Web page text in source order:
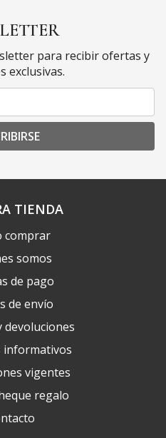
para recibir ofertas y
exclusivas.
TIENDA
comprar
somos
de pago
de envío
devoluciones
informativos
vigentes
regalo